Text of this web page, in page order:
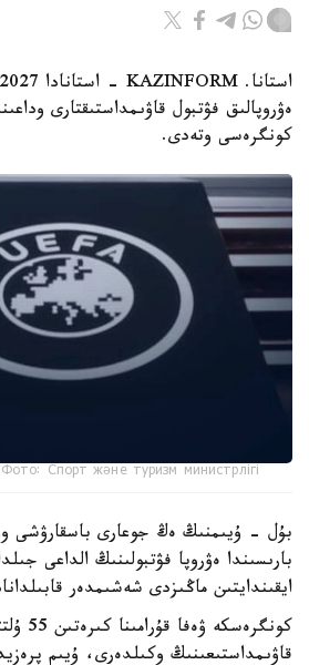
كونگرەسى وتەدى.
Фото: Спорт және туризм министрлігі
بۇل - ۇيىمنىڭ ەڭ جوعارى باسقارۋشى
بارىسىندا ەۋروپا فۋتبولىنىڭ الداعى
ايقىندايتىن ماڭىزدى شەشىمدەر
قاۋىمداستىعىنىڭ وكىلدەرى، ۇيىم